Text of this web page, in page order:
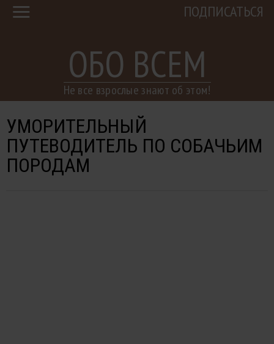
ОБО ВСЕМ
Не все взрослые знают об этом!
ПОДПИСАТЬСЯ
УМОРИТЕЛЬНЫЙ
ПУТЕВОДИТЕЛЬ ПО СОБАЧЬИМ
ПОРОДАМ